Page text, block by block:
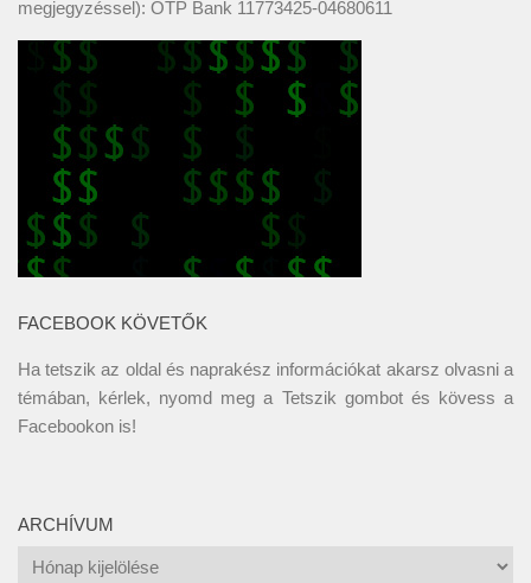
megjegyzéssel): OTP Bank 11773425-04680611
FACEBOOK KÖVETŐK
Ha tetszik az oldal és naprakész információkat akarsz olvasni a
témában, kérlek, nyomd meg a Tetszik gombot és kövess a
Facebookon is!
ARCHÍVUM
Archívum